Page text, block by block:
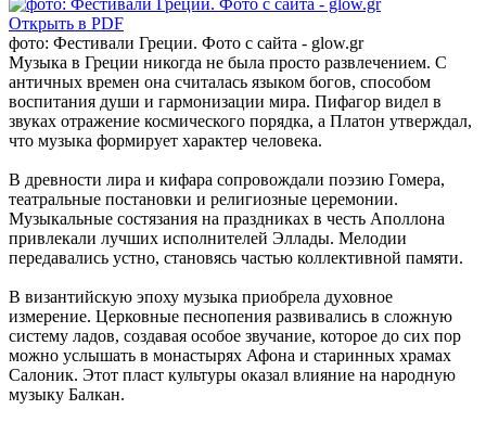
Открыть в PDF
фото: Фестивали Греции. Фото с сайта - glow.gr
Музыка в Греции никогда не была просто развлечением. С
античных времен она считалась языком богов, способом
воспитания души и гармонизации мира. Пифагор видел в
звуках отражение космического порядка, а Платон утверждал,
что музыка формирует характер человека.
В древности лира и кифара сопровождали поэзию Гомера,
театральные постановки и религиозные церемонии.
Музыкальные состязания на праздниках в честь Аполлона
привлекали лучших исполнителей Эллады. Мелодии
передавались устно, становясь частью коллективной памяти.
В византийскую эпоху музыка приобрела духовное
измерение. Церковные песнопения развивались в сложную
систему ладов, создавая особое звучание, которое до сих пор
можно услышать в монастырях Афона и старинных храмах
Салоник. Этот пласт культуры оказал влияние на народную
музыку Балкан.